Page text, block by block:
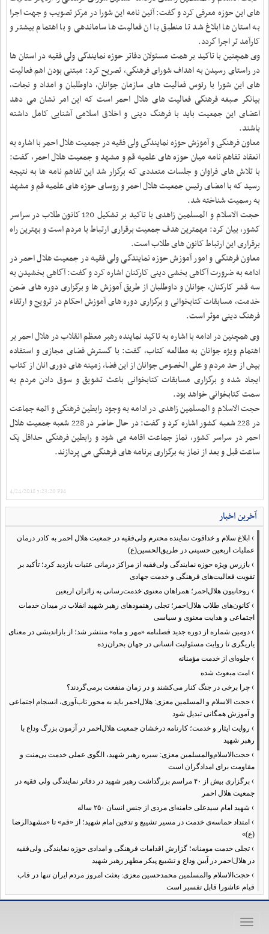
های این حوزه معرفی کرد و گفت: آئین نامه این شورا در مرکز تصویب و جهت اجرا
به استان ها ابلاغ شد تا منطبق با ان فعالیت ها ساماندهی و با اهتمام بیشتر و
کارآمد تر اجرا گردد.
وی همچنین با تاکید بر همت مسئولان دفاتر حوزه نمایندگی ولی فقیه در استان ها
در راستای رسیدن به اهداف شورای فرهنگی، تصریح کرد: مبتنی بودن اهم فعالیت
های این شورا با رئوس فعالیت های سازمان جوانان، داوطلبان و امداد و نجات،
بیانگر صبغه فرهنگی فعالیت های هلال احمر است که این امر نشان می دهد
اعضای این جمعیت باید با فرهنگ دینی و اخلاق اسلامی آشنایی کامل داشته
باشند.
معاون فرهنگی و آموزش حوزه نمایندگی ولی فقیه در جمعیت هلال احمر با اشاره به
انعقاد تفاهم نامه میان حوزه های علمیه قم و مشهد و جمعیت هلال احمر، گفت:
با تلاش های فراوان و جلسات متعددی که برگزار شد این تفاهم نامه ها به نتیجه
رسید که با امضای رئیس جمعیت هلال احمر و روسای حوزه های علمیه قم و مشهد
به رسمیت شناخته شد.
حجت الاسلام و المسلمین زاهدی با تاکید بر تشکیل 120 کانون طلاب در سراسر
کشور، بیان کرد: مهمترین هدف جمعیت برقراری ارتباط با مردم است و بهترین راه
برقراری این ارتباط کانون های طلاب است.
معاون فرهنگی و امور آموزش حوزه نمایندگی ولی فقیه در جمعیت هلال احمر در
ادامه به ضرورت آگاهی بخشی دینی کارکنان اشاره کرد و گفت: آگاهی بخشیدن به
سه قشر کارکنان، جوانان و داوطلبان از طریق آموزش ها و برگزاری دوره های ضمن
خدمت، مسابقات کتابخوانی و برگزاری دوره های آموزش احکام در ترویج و ارتقاء
فرهنگ دینی موثر است.
وی همچنین در ادامه با اشاره به تاکید نماینده رهبر معظم انقلاب در هلال احمر بر
اهتمام ویژه جوانان به مطالعه کتاب، گفت: با گسترش فضای مجازی و استفاده
بیش از حد مردم و علی الخصوص جوانان از این فضا، زمینه های دوری انان از کتاب
ایجاد شده و برگزاری مسابقات کتابخوانی باعث تشویق و سوق دادن مردم به
سمت کتابخوانی خواهد بود.
حجت الاسلام و المسلمین زاهدی در ادامه به وجود رابطین فرهنگی و ائمه جماعت
در 228 شعبه کشور اشاره کرد و گفت: در حال حاضر در 228 شعبه جمعیت هلال
احمر در سراسر کشور، نماز جماعت اقامه می شود و رابطین فرهنگی حداقل یک
ساعت قبل و بعد از نماز به برگزاری برنامه های فرهنگی می پردازند.
4/24/2018 5:23:20 PM
آخرین اخبار
› ابلاغ سلام و خداقوت نماینده محترم ولی‌فقیه در جمعیت هلال احمر به کادر درمان
عملیات اربعین حسینی در طریق‌الحسین(ع)
› بازرس ویژه حوزه نمایندگی ولی‌فقیه از مراکز درمانی عتبات بازدید کرد؛ تأکید بر
تقویت فعالیت‌های فرهنگی و خدمت جهادی
› روحانیون هلال‌احمر؛ همراهان معنوی خدمت‌رسانی به زائران اربعین
› کانون‌های طلاب هلال‌احمر؛ تجلی رهنمودهای رهبر شهید انقلاب در میدان خدمات
اجتماعی و هدایت معنوی و سیاسی
› دومین شماره از دوره جدید فصلنامه «مهر و ماه» منتشر شد؛ از بازاندیشی در معنای
یاریگری تا روایت مسئولیت انسانی در جهان بحران‌زده
› جلوه‌ای از خدمت مؤمنانه
› امت مبعوث شده
› چرا برخی در جنگ کنار می‌کشند و در زمان منفعت برمی‌گردند؟
› حجت الاسلام و المسلمین معزی: هلال‌احمر باید به محور تاب‌آوری، انسجام اجتماعی
و آموزش همگانی تبدیل شود
› روایت ایثار و خدمت؛ کارنامه درخشان جمعیت هلال‌احمر در آزمون بزرگ وداع با
رهبر شهید
› حجت‌الاسلام‌والمسلمین معزی: سیره رهبر شهید، الگوی عملی خدمت بی‌منت و
مقاومت برای امدادگران است
›
برگزاری بیش از ۴۰ مراسم بزرگداشت رهبر شهید در دفاتر نمایندگی ولی فقیه در
جمعیت هلال احمر
› شهید امام سیدعلی خامنه‌ای مردی از جنس انسان ۲۵۰ ساله
› امتداد حماسه‌ی خدمت در مسیر تشییع و تدفین امام شهید؛ از «قم» تا «مشهدالرضا
(ع)»
› تجلی خدمت مومنانه؛ گزارش اقدامات فرهنگی و امدادی حوزه نمایندگی ولی‌فقیه
در هلال‌احمر در آیین وداع و تشییع پیکر مطهر رهبر شهید
› حجت‌الاسلام والمسلمین محمدحسین معزی: بعثت امروز مردم ایران تنها در قاب
قیام عاشورا قابل تفسیر است
›آمادگی همه‌جانبه معاونت فرهنگی حوزه نمایندگی ولی‌فقیه هلال‌احمر برای
›طنین نوای حسینی در ساختمان صلح؛ ویژه‌برنامه‌های عزاداری دهه اول محرم در
Toggle